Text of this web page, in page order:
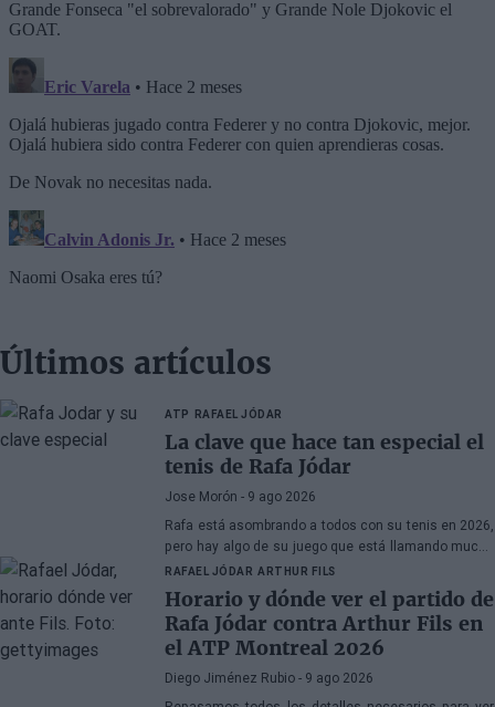
Últimos artículos
ATP RAFAEL JÓDAR
La clave que hace tan especial el
tenis de Rafa Jódar
Jose Morón - 9 ago 2026
Rafa está asombrando a todos con su tenis en 2026,
pero hay algo de su juego que está llamando mucho
la atención.
RAFAEL JÓDAR ARTHUR FILS
Horario y dónde ver el partido de
Rafa Jódar contra Arthur Fils en
el ATP Montreal 2026
Diego Jiménez Rubio - 9 ago 2026